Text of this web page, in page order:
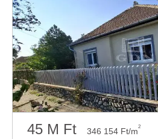
45 M Ft 346 154 Ft/m2